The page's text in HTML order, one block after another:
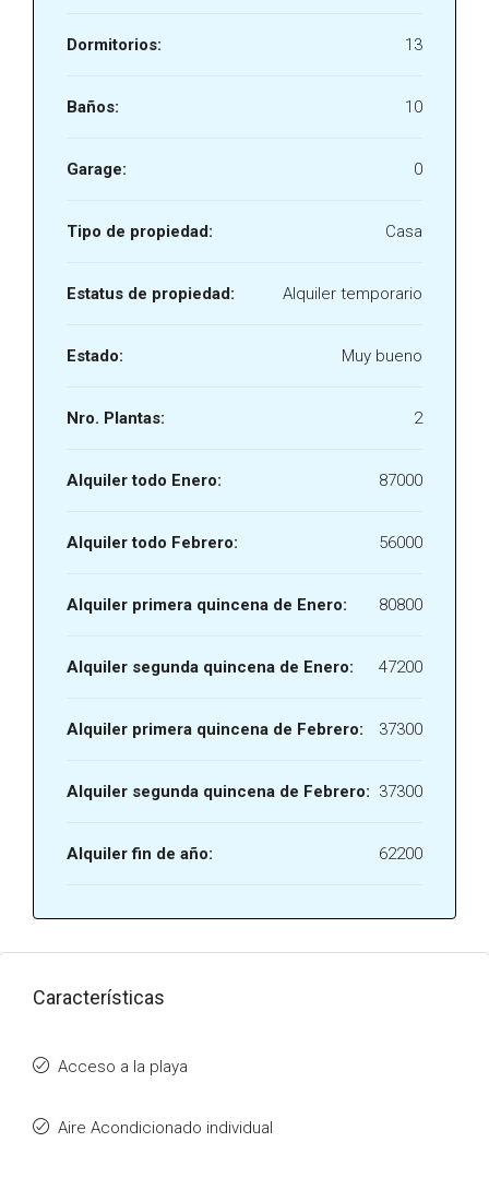
Dormitorios: 13
Baños: 10
Garage: 0
Tipo de propiedad: Casa
Estatus de propiedad: Alquiler temporario
Estado: Muy bueno
Nro. Plantas: 2
Alquiler todo Enero: 87000
Alquiler todo Febrero: 56000
Alquiler primera quincena de Enero: 80800
Alquiler segunda quincena de Enero: 47200
Alquiler primera quincena de Febrero: 37300
Alquiler segunda quincena de Febrero: 37300
Alquiler fin de año: 62200
Características
Acceso a la playa
Aire Acondicionado individual